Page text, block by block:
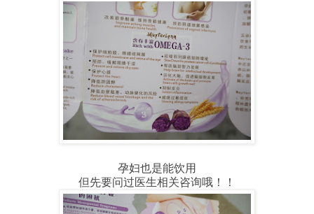
孕妇也是能饮用
但先要问过医生相关咨询哦！！